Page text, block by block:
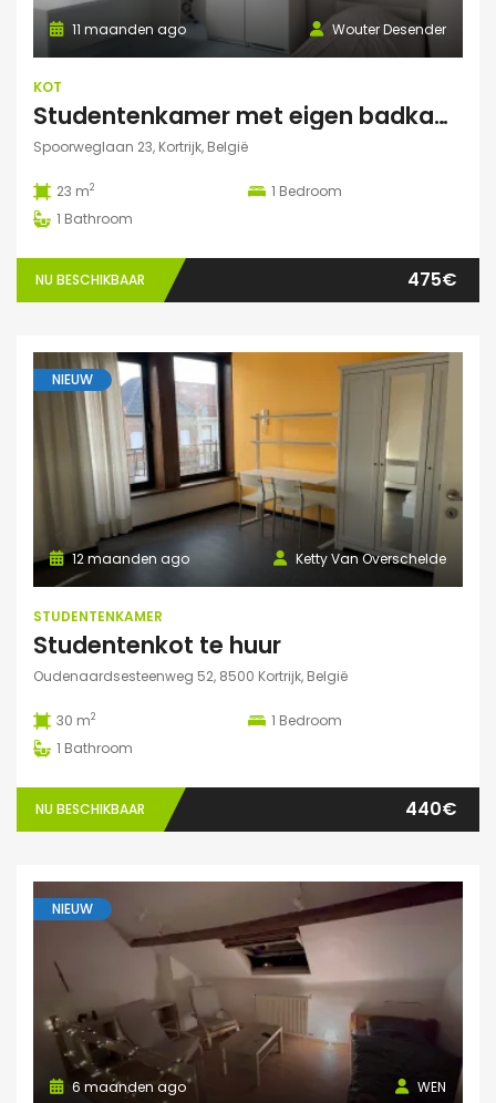
Wouter Desender
11 maanden ago
KOT
Studentenkamer met eigen badkamer
Spoorweglaan 23, Kortrijk, België
23 m2 1 Bedroom
1 Bathroom
NU BESCHIKBAAR 475€
NIEUW
Ketty Van Overschelde
12 maanden ago
STUDENTENKAMER
Studentenkot te huur
Oudenaardsesteenweg 52, 8500 Kortrijk, België
30 m2 1 Bedroom
1 Bathroom
NU BESCHIKBAAR 440€
NIEUW
WEN
6 maanden ago